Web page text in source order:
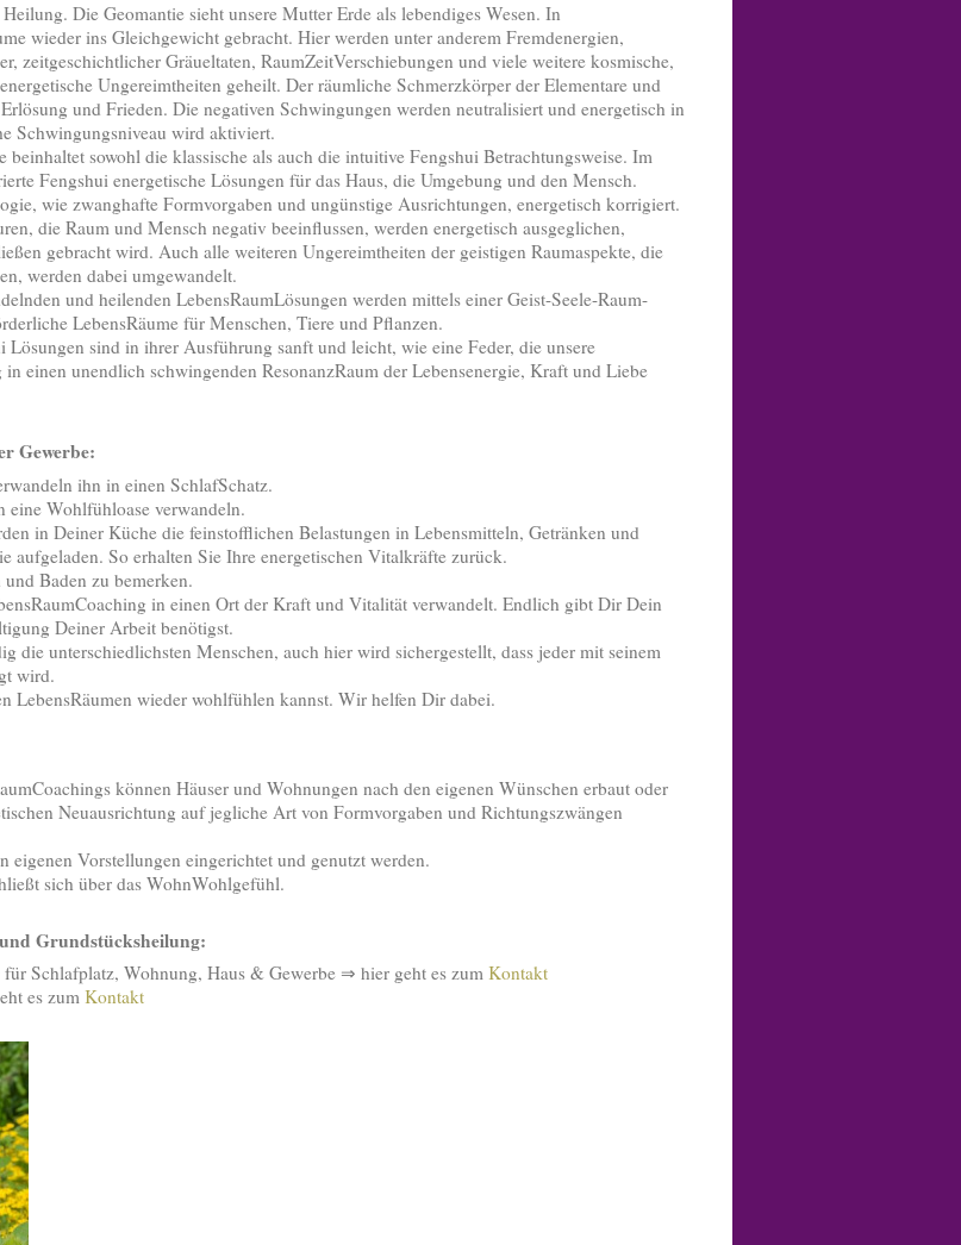
Die Geomantie sieht unsere Mutter Erde als lebendiges Wesen. In
wieder ins Gleichgewicht gebracht. Hier werden unter anderem Fremdenergien,
zeitgeschichtlicher Gräueltaten, RaumZeitVerschiebungen und viele weitere kosmische,
Ungereimtheiten geheilt. Der räumliche Schmerzkörper der Elementare und
und Frieden. Die negativen Schwingungen werden neutralisiert und energetisch in
Schwingungsniveau wird aktiviert.
beinhaltet sowohl die klassische als auch die intuitive Fengshui Betrachtungsweise. Im
Fengshui energetische Lösungen für das Haus, die Umgebung und den Mensch.
wie zwanghafte Formvorgaben und ungünstige Ausrichtungen, energetisch korrigiert.
die Raum und Mensch negativ beeinflussen, werden energetisch ausgeglichen,
gebracht wird. Auch alle weiteren Ungereimtheiten der geistigen Raumaspekte, die
werden dabei umgewandelt.
und heilenden LebensRaumLösungen werden mittels einer Geist-Seele-Raum-
LebensRäume für Menschen, Tiere und Pflanzen.
Lösungen sind in ihrer Ausführung sanft und leicht, wie eine Feder, die unsere
einen unendlich schwingenden ResonanzRaum der Lebensenergie, Kraft und Liebe
Gewerbe:
ihn in einen SchlafSchatz.
eine Wohlfühloase verwandeln.
in Deiner Küche die feinstofflichen Belastungen in Lebensmitteln, Getränken und
aufgeladen. So erhalten Sie Ihre energetischen Vitalkräfte zurück.
Baden zu bemerken.
in einen Ort der Kraft und Vitalität verwandelt. Endlich gibt Dir Dein
Deiner Arbeit benötigst.
die unterschiedlichsten Menschen, auch hier wird sichergestellt, dass jeder mit seinem
wird.
LebensRäumen wieder wohlfühlen kannst. Wir helfen Dir dabei.
können Häuser und Wohnungen nach den eigenen Wünschen erbaut oder
Neuausrichtung auf jegliche Art von Formvorgaben und Richtungszwängen
eigenen Vorstellungen eingerichtet und genutzt werden.
sich über das WohnWohlgefühl.
Grundstücksheilung:
Schlafplatz, Wohnung, Haus & Gewerbe ⇒ hier geht es zumKontakt
es zum Kontakt